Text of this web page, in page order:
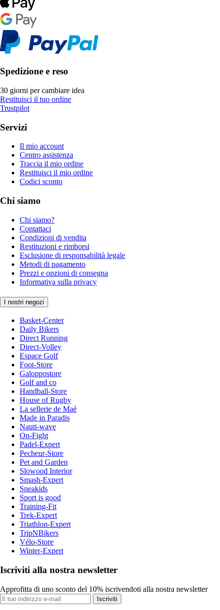
Spedizione e reso
30 giorni per cambiare idea
Restituisci il tuo ordine
Trustpilot
Servizi
Il mio account
Centro assistenza
Traccia il mio ordine
Restituisci il mio ordine
Codici sconto
Chi siamo
Chi siamo?
Contattaci
Condizioni di vendita
Restituzioni e rimborsi
Esclusione di responsabilità legale
Metodi di pagamento
Prezzi e opzioni di consegna
Informativa sulla privacy
I nostri negozi
Basket-Center
Daily Bikers
Direct Running
Direct-Volley
Espace Golf
Foot-Store
Galoppostore
Golf and co
Handball-Store
House of Rugby
La sellerie de Maé
Made in Paradis
Nauti-wave
On-Fight
Padel-Expert
Pecheur-Store
Pet and Garden
Slowood Interior
Smash-Expert
Sneakids
Sport is good
Training-Fit
Trek-Expert
Triathlon-Expert
TripNBikers
Vélo-Store
Winter-Expert
Iscriviti alla nostra newsletter
Approfitta di uno sconto del 10% iscrivendoti alla nostra newsletter
Iscriviti